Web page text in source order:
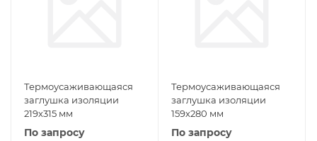
Термоусаживающаяся
заглушка изоляции
219х315 мм
По запросу
Термоусаживающаяся
заглушка изоляции
159х280 мм
По запросу